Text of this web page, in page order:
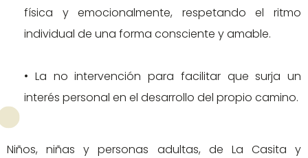
física y emocionalmente, respetando el ritmo
individual de una forma consciente y amable.
• La no intervención para facilitar que surja un
interés personal en el desarrollo del propio camino.
Niños, niñas y personas adultas, de La Casita y